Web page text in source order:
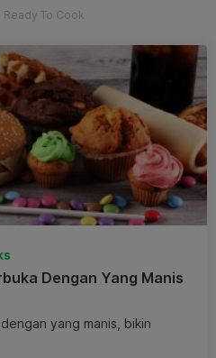
Ready To Cook
Dengan Yang Manis
yang manis, bikin